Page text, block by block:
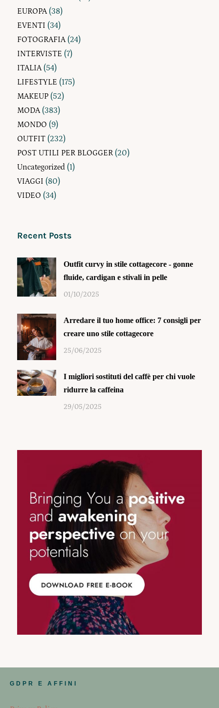
EUROPA(38)
EVENTI (34)
FOTOGRAFIA(24)
INTERVISTE (7)
ITALIA(54)
LIFESTYLE (175)
MAKEUP (52)
MODA(383)
MONDO (9)
OUTFIT (232)
POST UTILI PER BLOGGER (20)
Uncategorized (1)
VIAGGI (80)
VIDEO (34)
Recent Posts
Outfit curvy in stile cottagecore - gonne
fluide, cardigan e stivali in pelle
01/10/2025
Arredare il tuo home office: 7 consigli per
creare uno stile cottagecore
25/06/2025
I migliori sostituti del caffè per chi vuole
ridurre la caffeina
29/05/2025
GDPR E AFFINI